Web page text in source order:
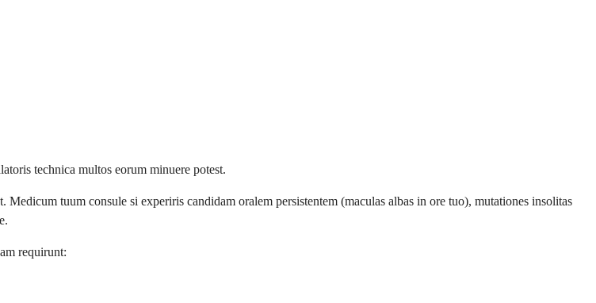
technica multos eorum minuere potest.
tuum consule si experiris candidam oralem persistentem (maculas albas in ore tuo), mutationes insolitas
requirunt: